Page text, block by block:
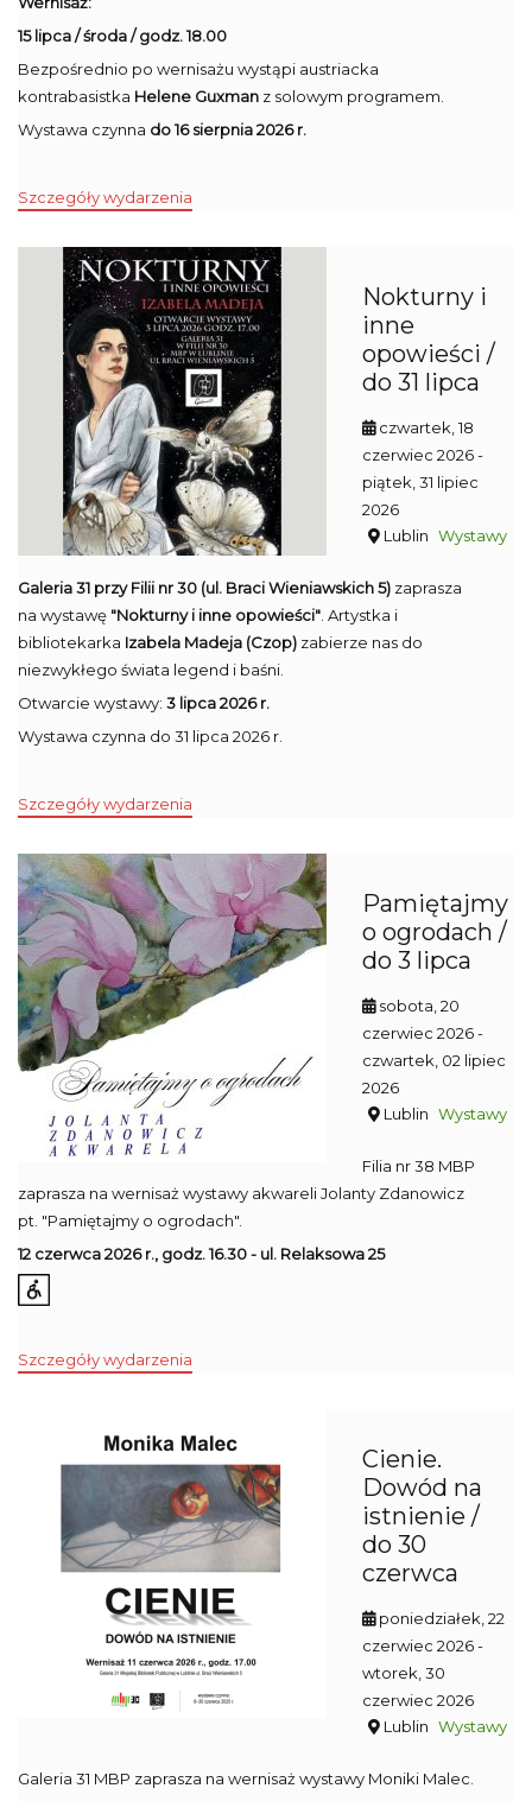
15 lipca / środa / godz. 18.00
Bezpośrednio po wernisażu wystąpi austriacka
kontrabasistka Helene Guxman z solowym programem.
Wystawa czynna do 16 sierpnia 2026 r.
Szczegóły wydarzenia
Nokturny i
inne
opowieści /
do 31 lipca
czwartek, 18
czerwiec 2026-
piątek, 31 lipiec
2026
Lublin Wystawy
Galeria 31 przy Filii nr 30 (ul. Braci Wieniawskich 5) zaprasza
na wystawę "Nokturny i inne opowieści" . Artystka i
bibliotekarka Izabela Madeja (Czop) zabierze nas do
niezwykłego świata legend i baśni.
Otwarcie wystawy: 3 lipca 2026 r.
Wystawa czynna do 31 lipca 2026 r.
Szczegóły wydarzenia
Pamiętajmy
o ogrodach /
do 3 lipca
sobota, 20
czerwiec 2026-
czwartek, 02 lipiec
2026
Lublin Wystawy
Filia nr 38 MBP
zaprasza na wernisaż wystawy akwareli Jolanty Zdanowicz
pt. "Pamiętajmy o ogrodach".
12 czerwca 2026 r., godz. 16.30 - ul. Relaksowa 25
Szczegóły wydarzenia
Cienie.
Dowód na
istnienie /
do 30
czerwca
poniedziałek, 22
czerwiec 2026-
wtorek, 30
czerwiec 2026
Lublin Wystawy
Galeria 31 MBP zaprasza na wernisaż wystawy Moniki Malec.